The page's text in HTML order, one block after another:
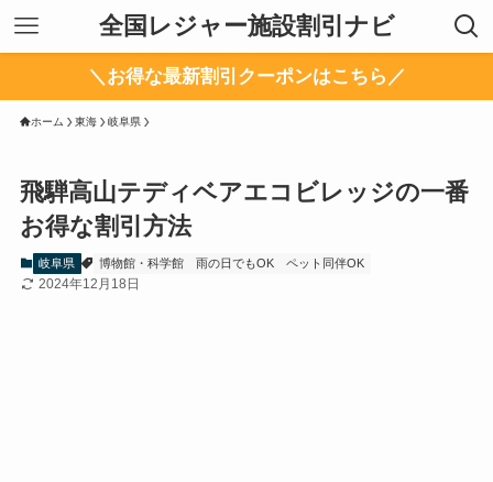
全国レジャー施設割引ナビ
＼お得な最新割引クーポンはこちら／
ホーム 東海 岐阜県
飛騨高山テディベアエコビレッジの一番
お得な割引方法
岐阜県 博物館・科学館 雨の日でもOK ペット同伴OK
2024年12月18日